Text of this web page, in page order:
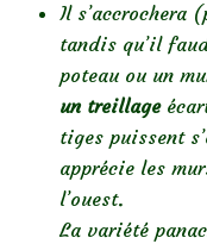
Il s’accrochera
tandis qu’il
poteau ou un
un treillage
tiges puissent
apprécie les
l’ouest.
La variété